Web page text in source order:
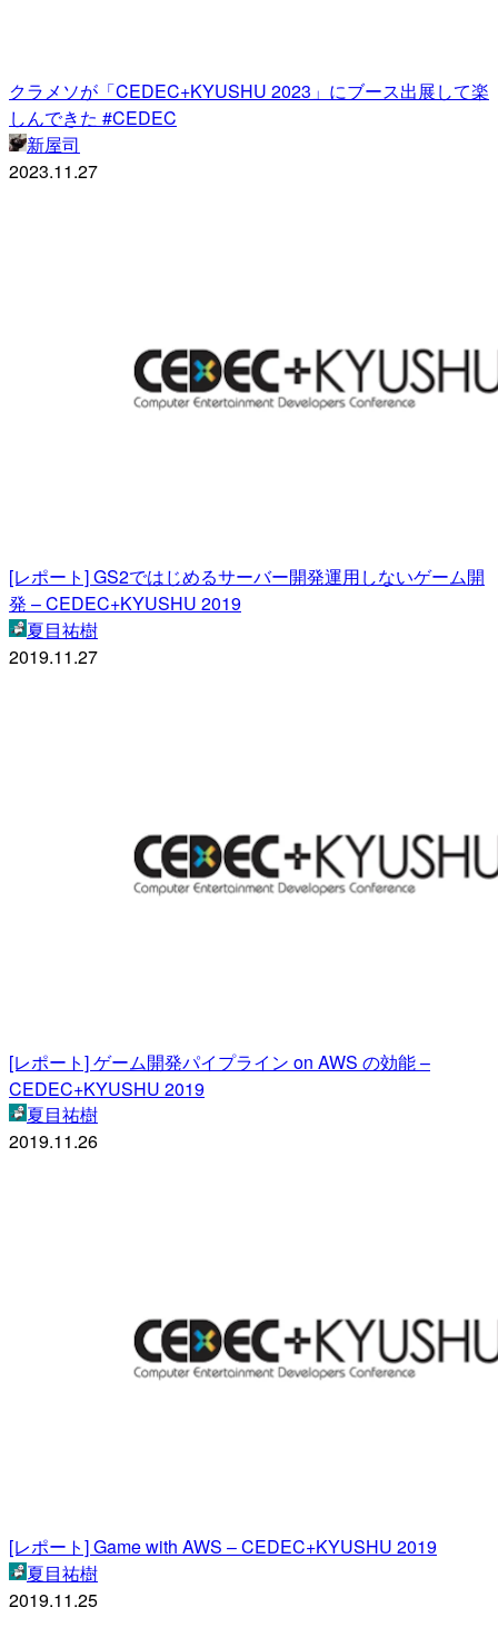
クラメソが「CEDEC+KYUSHU 2023」にブース出展して楽
しんできた #CEDEC
新屋司
2023.11.27
[レポート] GS2ではじめるサーバー開発運用しないゲーム開
発 – CEDEC+KYUSHU 2019
夏目祐樹
2019.11.27
[レポート] ゲーム開発パイプライン on AWS の効能 –
CEDEC+KYUSHU 2019
夏目祐樹
2019.11.26
[レポート] Game with AWS – CEDEC+KYUSHU 2019
夏目祐樹
2019.11.25